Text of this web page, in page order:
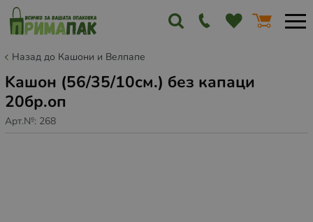
Назад до Кашони и Велпапе
Kашон (56/35/10см.) без капаци
20бр.оп
Арт.№: 268